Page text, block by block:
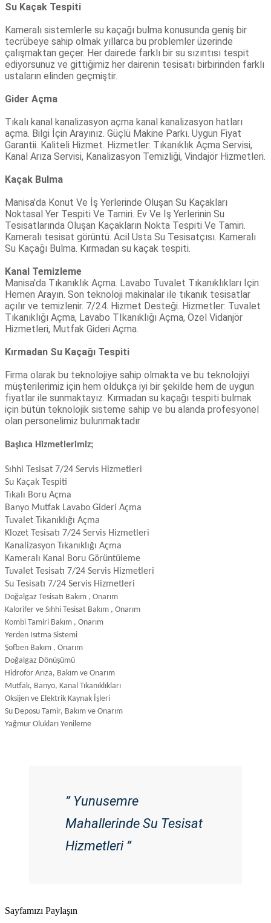
Su Kaçak Tespiti
Kameralı sistemlerle su kaçağı bulma konusunda geniş bir
tecrübeye sahip olmak yıllarca bu problemler üzerinde
çalışmaktan geçer. Her dairede farklı bir su sızıntısı tespit
ediyorsunuz ve gittiğimiz her dairenin tesisatı birbirinden farklı
ustaların elinden geçmiştir.
Gider Açma
Tıkalı kanal kanalizasyon açma kanal kanalizasyon hatları
açma. Bilgi İçin Arayınız. Güçlü Makine Parkı. Uygun Fiyat
Garantii. Kaliteli Hizmet. Hizmetler: Tıkanıklık Açma Servisi,
Kanal Arıza Servisi, Kanalizasyon Temizliği, Vindajör Hizmetleri.
Kaçak Bulma
Manisa'da Konut Ve İş Yerlerinde Oluşan Su Kaçakları
Noktasal Yer Tespiti Ve Tamiri. Ev Ve İş Yerlerinin Su
Tesisatlarında Oluşan Kaçakların Nokta Tespiti Ve Tamiri.
Kameralı tesisat görüntü. Acil Usta Su Tesisatçısı. Kameralı
Su Kaçağı Bulma. Kırmadan su kaçak tespiti.
Kanal Temizleme
Manisa'da Tıkanıklık Açma. Lavabo Tuvalet Tıkanıklıkları İçin
Hemen Arayın. Son teknoloji makinalar ile tıkanık tesisatlar
açılır ve temizlenir. 7/24. Hizmet Desteği. Hizmetler: Tuvalet
Tıkanıklığı Açma, Lavabo TIkanıklığı Açma, Özel Vidanjör
Hizmetleri, Mutfak Gideri Açma.
Kırmadan Su Kaçağı Tespiti
Firma olarak bu teknolojiye sahip olmakta ve bu teknolojiyi
müşterilerimiz için hem oldukça iyi bir şekilde hem de uygun
fiyatlar ile sunmaktayız. Kırmadan su kaçağı tespiti bulmak
için bütün teknolojik sisteme sahip ve bu alanda profesyonel
olan personelimiz bulunmaktadır
Başlıca Hizmetlerimiz;
Sıhhi Tesisat 7/24 Servis Hizmetleri
Su Kaçak Tespiti
Tıkalı Boru Açma
Banyo Mutfak Lavabo Gideri Açma
Tuvalet Tıkanıklığı Açma
Klozet Tesisatı 7/24 Servis Hizmetleri
Kanalizasyon Tıkanıklığı Açma
Kameralı Kanal Boru Görüntüleme
Tuvalet Tesisatı 7/24 Servis Hizmetleri
Su Tesisatı 7/24 Servis Hizmetleri
Doğalgaz Tesisatı Bakım , Onarım
Kalorifer ve Sıhhi Tesisat Bakım , Onarım
Kombi Tamiri Bakım , Onarım
Yerden Isıtma Sistemi
Şofben Bakım , Onarım
Doğalgaz Dönüşümü
Hidrofor Arıza, Bakım ve Onarım
Mutfak, Banyo, Kanal Tıkanıklıkları
Oksijen ve Elektrik Kaynak İşleri
Su Deposu Tamir, Bakım ve Onarım
Yağmur Olukları Yenileme
” Yunusemre
Mahallerinde Su Tesisat
Hizmetleri ”
Sayfamızı Paylaşın